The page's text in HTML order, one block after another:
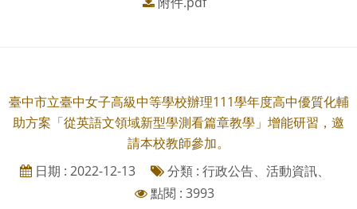
臺中市立臺中女子高級中等學校辦理111學年度高中優質化輔
助方案「從英語文領域新型學測看篇章教學」增能研習，邀
請本校教師參加。
日期 : 2022-12-13
分類 : 行政公告、活動資訊、
點閱 : 3993